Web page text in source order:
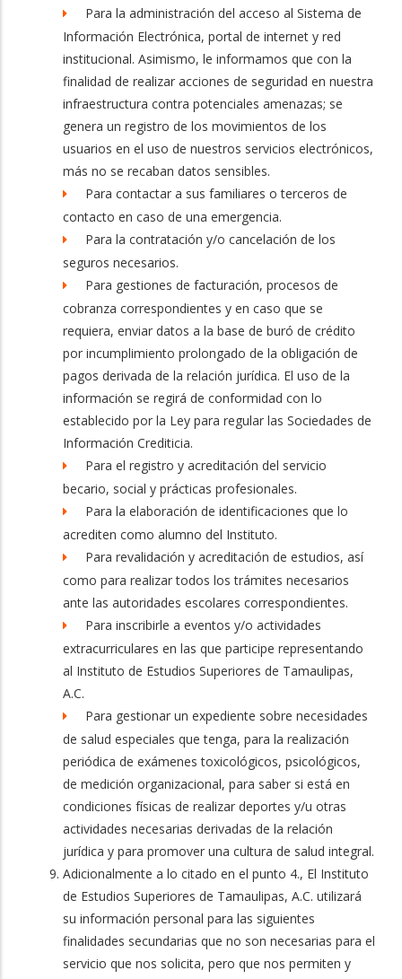
Para la administración del acceso al Sistema de
Información Electrónica, portal de internet y red
institucional. Asimismo, le informamos que con la
finalidad de realizar acciones de seguridad en nuestra
infraestructura contra potenciales amenazas; se
genera un registro de los movimientos de los
usuarios en el uso de nuestros servicios electrónicos,
más no se recaban datos sensibles.
Para contactar a sus familiares o terceros de
contacto en caso de una emergencia.
Para la contratación y/o cancelación de los
seguros necesarios.
Para gestiones de facturación, procesos de
cobranza correspondientes y en caso que se
requiera, enviar datos a la base de buró de crédito
por incumplimiento prolongado de la obligación de
pagos derivada de la relación jurídica. El uso de la
información se regirá de conformidad con lo
establecido por la Ley para regular las Sociedades de
Información Crediticia.
Para el registro y acreditación del servicio
becario, social y prácticas profesionales.
Para la elaboración de identificaciones que lo
acrediten como alumno del Instituto.
Para revalidación y acreditación de estudios, así
como para realizar todos los trámites necesarios
ante las autoridades escolares correspondientes.
Para inscribirle a eventos y/o actividades
extracurriculares en las que participe representando
al Instituto de Estudios Superiores de Tamaulipas,
A.C.
Para gestionar un expediente sobre necesidades
de salud especiales que tenga, para la realización
periódica de exámenes toxicológicos, psicológicos,
de medición organizacional, para saber si está en
condiciones físicas de realizar deportes y/u otras
actividades necesarias derivadas de la relación
jurídica y para promover una cultura de salud integral.
Adicionalmente a lo citado en el punto 4., El Instituto
de Estudios Superiores de Tamaulipas, A.C. utilizará
su información personal para las siguientes
finalidades secundarias que no son necesarias para el
servicio que nos solicita, pero que nos permiten y